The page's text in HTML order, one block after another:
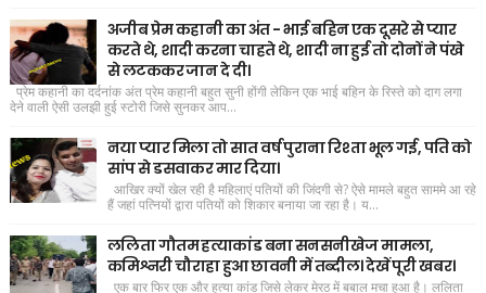
अजीब प्रेम कहानी का अंत - भाई बहिन एक दूसरे से प्यार
करते थे, शादी करना चाहते थे, शादी ना हुई तो दोनों ने पंखे
से लटककर जान दे दी।
प्रेम कहानी का दर्दनांक अंत प्रेम कहानी बहुत सुनी होंगी लेकिन एक भाई बहिन के रिस्ते को दाग लगा
देने वाली ऐसी उलझी हुई स्टोरी जिसे सुनकर आप...
नया प्यार मिला तो सात वर्ष पुराना रिश्ता भूल गई, पति को
सांप से डसवाकर मार दिया।
आखिर क्यों खेल रही है महिलाएं पतियों की जिंदगी से? ऐसे मामले बहुत साममे आ रहे
हैं जहां पत्नियों द्वारा पतियों को शिकार बनाया जा रहा है। य...
ललिता गौतम हत्याकांड बना सनसनीखेज मामला,
कमिश्नरी चौराहा हुआ छावनी में तब्दील। देखें पूरी खबर।
एक बार फिर एक और हत्या कांड जिसे लेकर मेरठ में बबाल मचा हुआ है। ललिता